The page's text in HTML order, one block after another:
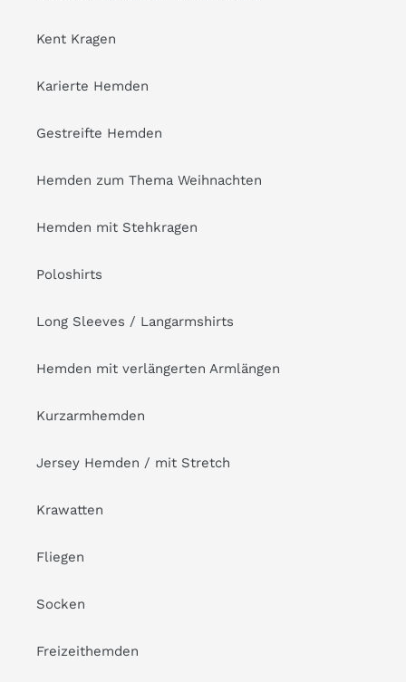
Kent Kragen
Karierte Hemden
Gestreifte Hemden
Hemden zum Thema Weihnachten
Hemden mit Stehkragen
Poloshirts
Long Sleeves / Langarmshirts
Hemden mit verlängerten Armlängen
Kurzarmhemden
Jersey Hemden / mit Stretch
Krawatten
Fliegen
Socken
Freizeithemden